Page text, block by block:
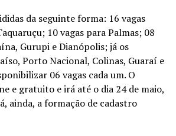
da seguinte forma: 16 vagas
10 vagas para Palmas; 08
Gurupi e Dianópolis; já os
Porto Nacional, Colinas, Guaraí e
06 vagas cada um. O
e gratuito e irá até o dia 24 de maio,
ainda, a formação de cadastro